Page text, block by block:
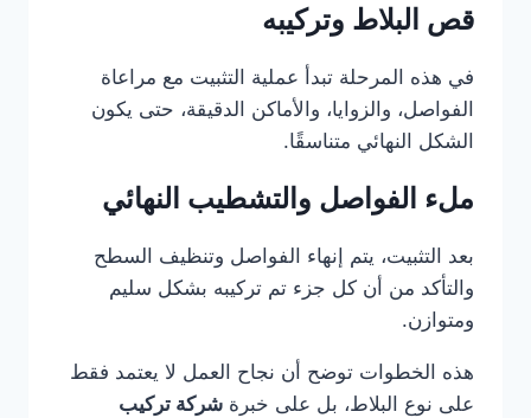
قص البلاط وتركيبه
في هذه المرحلة تبدأ عملية التثبيت مع مراعاة
الفواصل، والزوايا، والأماكن الدقيقة، حتى يكون
الشكل النهائي متناسقًا.
ملء الفواصل والتشطيب النهائي
بعد التثبيت، يتم إنهاء الفواصل وتنظيف السطح
والتأكد من أن كل جزء تم تركيبه بشكل سليم
ومتوازن.
هذه الخطوات توضح أن نجاح العمل لا يعتمد فقط
على نوع البلاط، بل على خبرة شركة تركيب